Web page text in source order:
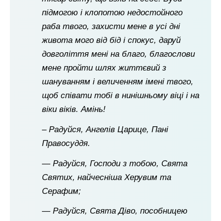
підмогою і клопотою недостойного
раба твого, захисти мене в усі дні
живота мого від бід і спокус, даруй
довголіття мені на благо, благослови
мене пройти шлях життєвий з
шануванням і величенням імені твого,
щоб співати тобі в нинішньому віці і на
віки віків. Амінь!
– Радуйся, Ангелів Царице, Пані
Правосуддя.
— Радуйся, Господи з тобою, Свята
Святих, найчесніша Херувим та
Серафим;
— Радуйся, Свята Діво, пособницею